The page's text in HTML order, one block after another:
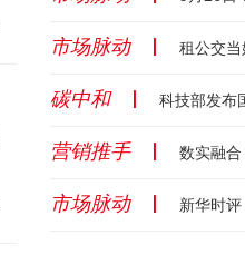
市场脉动 租公交当
碳中和 科技部发布
营销推手 数实融合
市场脉动 新华时评